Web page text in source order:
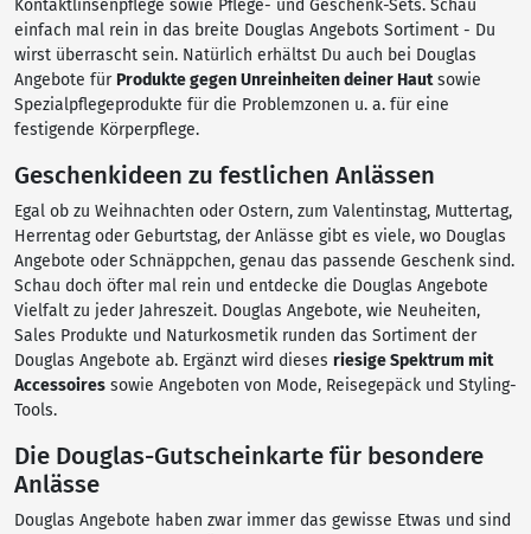
Kontaktlinsenpflege sowie Pflege- und Geschenk-Sets. Schau
einfach mal rein in das breite Douglas Angebots Sortiment - Du
wirst überrascht sein. Natürlich erhältst Du auch bei Douglas
Angebote für Produkte gegen Unreinheiten deiner Hautsowie
Spezialpflegeprodukte für die Problemzonen u. a. für eine
festigende Körperpflege.
Geschenkideen zu festlichen Anlässen
Egal ob zu Weihnachten oder Ostern, zum Valentinstag, Muttertag,
Herrentag oder Geburtstag, der Anlässe gibt es viele, wo Douglas
Angebote oder Schnäppchen, genau das passende Geschenk sind.
Schau doch öfter mal rein und entdecke die Douglas Angebote
Vielfalt zu jeder Jahreszeit. Douglas Angebote, wie Neuheiten,
Sales Produkte und Naturkosmetik runden das Sortiment der
Douglas Angebote ab. Ergänzt wird dieses riesige Spektrum mit
Accessoires sowie Angeboten von Mode, Reisegepäck und Styling-
Tools.
Die Douglas-Gutscheinkarte für besondere
Anlässe
Douglas Angebote haben zwar immer das gewisse Etwas und sind